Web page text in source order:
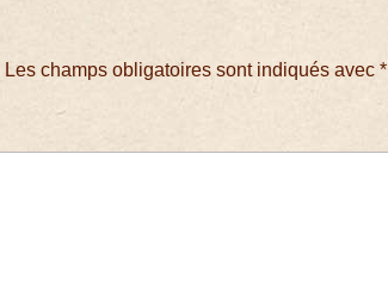
Les champs obligatoires sont indiqués avec*